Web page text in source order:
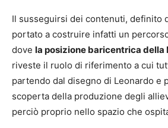
Il susseguirsi dei contenuti, definito
portato a costruire infatti un
dove la posizione baricentrica della
riveste il ruolo di riferimento a cui
partendo dal disegno di Leonardo e
scoperta della produzione degli
perciò proprio nello spazio che